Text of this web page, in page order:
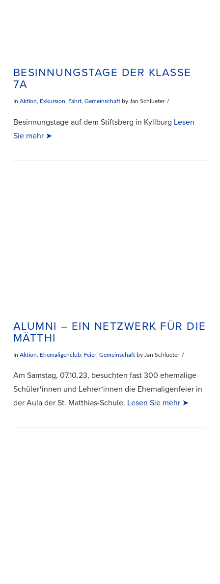
BESINNUNGSTAGE DER KLASSE
7A
In Aktion, Exkursion, Fahrt, Gemeinschaftby Jan Schlueter
Besinnungstage auf dem Stiftsberg in Kyllburg Lesen
Sie mehr ➤
ALUMNI – EIN NETZWERK FÜR DIE
MÄTTHI
In Aktion Ehemaligenclub, Feier, Gemeinschaftby Jan Schlueter
Am Samstag, 07.10.23, besuchten fast 300 ehemalige
Schüler*innen und Lehrer*innen die Ehemaligenfeier in
der Aula der St. Matthias-Schule. Lesen Sie mehr ➤